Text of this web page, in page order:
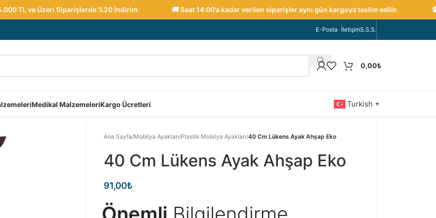
TL ve Üzeri Siparişlerde %20 İndirim 🚚 Saat 14:00’a kadar verilen siparişler aynı gün kargoya teslim edilir. 🔒
E-Posta İletişimS.S.S.
0,00₺
Medikal MalzemeleriKargo Ücretleri Turkish ▼
Ana Sayfa/Mobilya Ayakları/Plastik Mobilya Ayakları/40 Cm Lükens Ayak Ahşap Eko
40 Cm Lükens Ayak Ahşap Eko
91,00₺